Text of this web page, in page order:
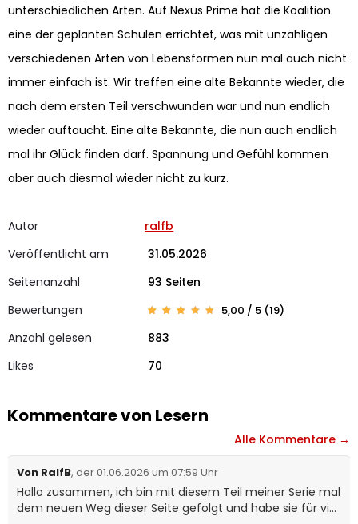
unterschiedlichen Arten. Auf Nexus Prime hat die Koalition
eine der geplanten Schulen errichtet, was mit unzähligen
verschiedenen Arten von Lebensformen nun mal auch nicht
immer einfach ist. Wir treffen eine alte Bekannte wieder, die
nach dem ersten Teil verschwunden war und nun endlich
wieder auftaucht. Eine alte Bekannte, die nun auch endlich
mal ihr Glück finden darf. Spannung und Gefühl kommen
aber auch diesmal wieder nicht zu kurz.
Autor
ralfb
Veröffentlicht am
31.05.2026
Seitenanzahl
93 Seiten
Bewertungen
von 5,
Kunden
bewertu
5,00 / 5 (19)
Anzahl gelesen
883
Likes
70
Kommentare von Lesern
Alle Kommentare →
Von RalfB, der 01.06.2026 um 07:59 Uhr
Hallo zusammen, ich bin mit diesem Teil meiner Serie mal
dem neuen Weg dieser Seite gefolgt und habe sie für vier